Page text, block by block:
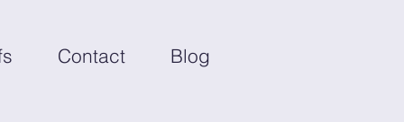
Contact Blog